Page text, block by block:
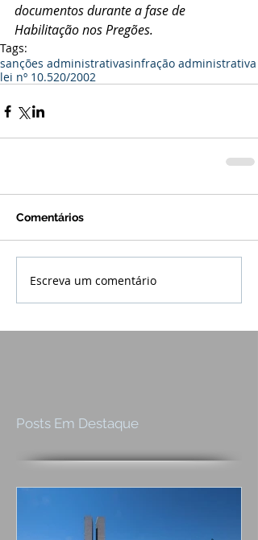
documentos durante a fase de
Habilitação nos Pregões.
Tags:
sanções administrativasinfração administrativa
lei nº 10.520/2002
Comentários
Escreva um comentário
Posts Em Destaque